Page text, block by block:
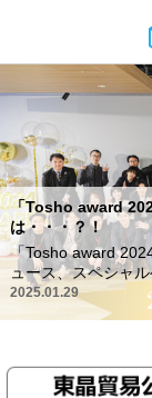
「Tosho award
は・・・？！
「Tosho award
ュース、スペシャ
2025.01.29